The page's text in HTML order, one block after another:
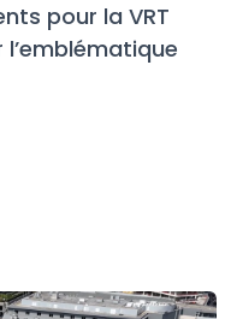
pour la VRT
l’emblématique